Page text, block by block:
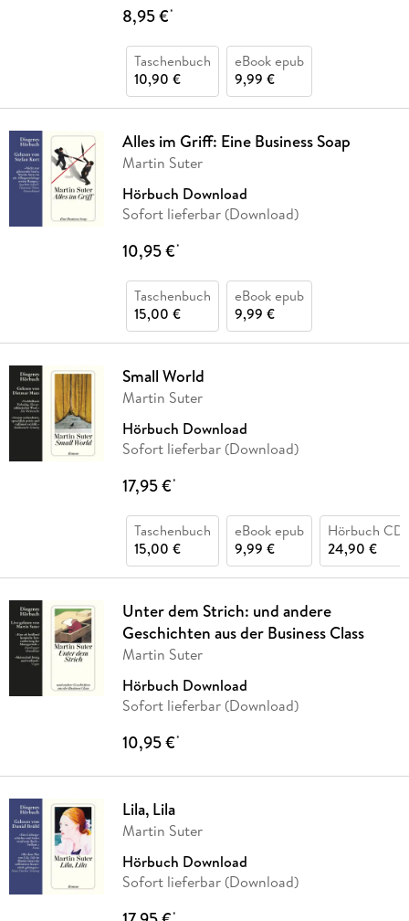
8,95 €*
Taschenbuch
10,90 €
eBook epub
9,99 €
Alles im Griff: Eine Business Soap
Martin Suter
Hörbuch Download
Sofort lieferbar (Download)
10,95 €*
Taschenbuch
15,00 €
eBook epub
9,99 €
Small World
Martin Suter
Hörbuch Download
Sofort lieferbar (Download)
17,95 €*
Taschenbuch
15,00 €
eBook epub
9,99 €
Hörbuch CD
24,90 €
Unter dem Strich: und andere
Geschichten aus der Business Class
Martin Suter
Hörbuch Download
Sofort lieferbar (Download)
10,95 €*
Lila, Lila
Martin Suter
Hörbuch Download
Sofort lieferbar (Download)
*